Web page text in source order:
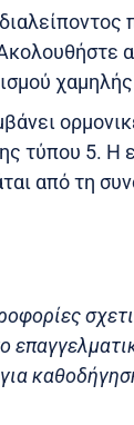
τύπου 5. Η
από τη